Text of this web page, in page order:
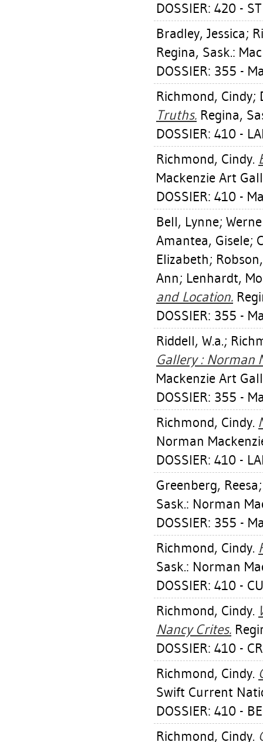
DOSSIER: 420 -
Bradley, Jessica;
Regina, Sask.:
DOSSIER: 355 -
Richmond, Cindy;
Truths. Regina,
DOSSIER: 410 -
Richmond, Cindy.
Mackenzie Art
DOSSIER: 410 -
Bell, Lynne;
Amantea, Gisele;
Elizabeth;
Ann; Lenhardt,
and Location.
DOSSIER: 355 -
Riddell, W.a.;
Gallery : Norman
Mackenzie Art
DOSSIER: 355 -
Richmond, Cindy.
Norman
DOSSIER: 410 -
Greenberg, Reesa
Sask.: Norman
DOSSIER: 355 -
Richmond, Cindy.
Sask.: Norman
DOSSIER: 410 -
Richmond, Cindy.
Nancy Crites.
DOSSIER: 410 -
Richmond, Cindy.
Swift Current
DOSSIER: 410 -
Richmond, Cindy.